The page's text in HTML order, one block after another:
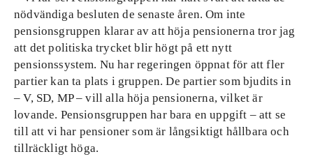
nödvändiga besluten de senaste åren. Om inte
pensionsgruppen klarar av att höja pensionerna tror jag
att det politiska trycket blir högt på ett nytt
pensionssystem. Nu har regeringen öppnat för att fler
partier kan ta plats i gruppen. De partier som bjudits in
– V, SD, MP – vill alla höja pensionerna, vilket är
lovande. Pensionsgruppen har bara en uppgift – att se
till att vi har pensioner som är långsiktigt hållbara och
tillräckligt höga.